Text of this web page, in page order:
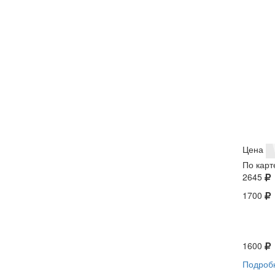
Цена
По
2645
1700
1600